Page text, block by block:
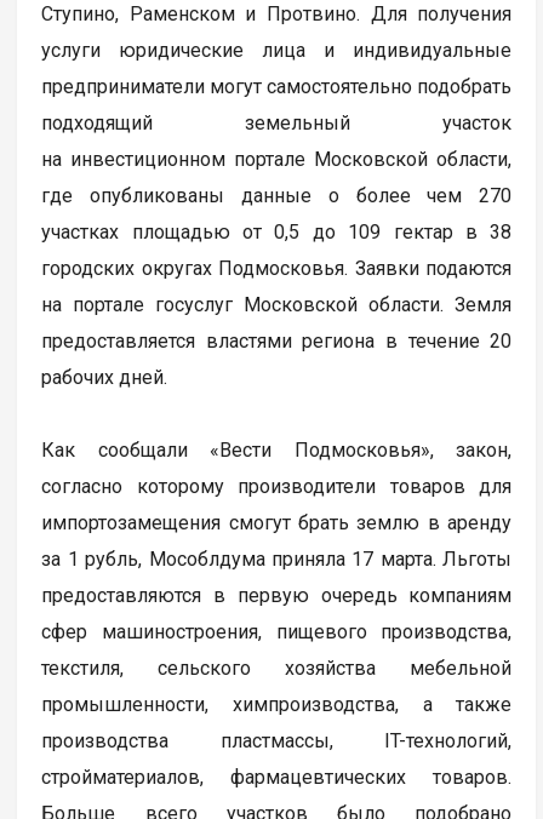
Ступино, Раменском и Протвино. Для получения
услуги юридические лица и индивидуальные
предприниматели могут самостоятельно подобрать
подходящий земельный участок
на инвестиционном портале Московской области,
где опубликованы данные о более чем 270
участках площадью от 0,5 до 109 гектар в 38
городских округах Подмосковья. Заявки подаются
на портале госуслуг Московской области. Земля
предоставляется властями региона в течение 20
рабочих дней.
Как сообщали «Вести Подмосковья», закон,
согласно которому производители товаров для
импортозамещения смогут брать землю в аренду
за 1 рубль, Мособлдума приняла 17 марта. Льготы
предоставляются в первую очередь компаниям
сфер машиностроения, пищевого производства,
текстиля, сельского хозяйства мебельной
промышленности, химпроизводства, а также
производства пластмассы, IT-технологий,
стройматериалов, фармацевтических товаров.
Больше всего участков было подобрано